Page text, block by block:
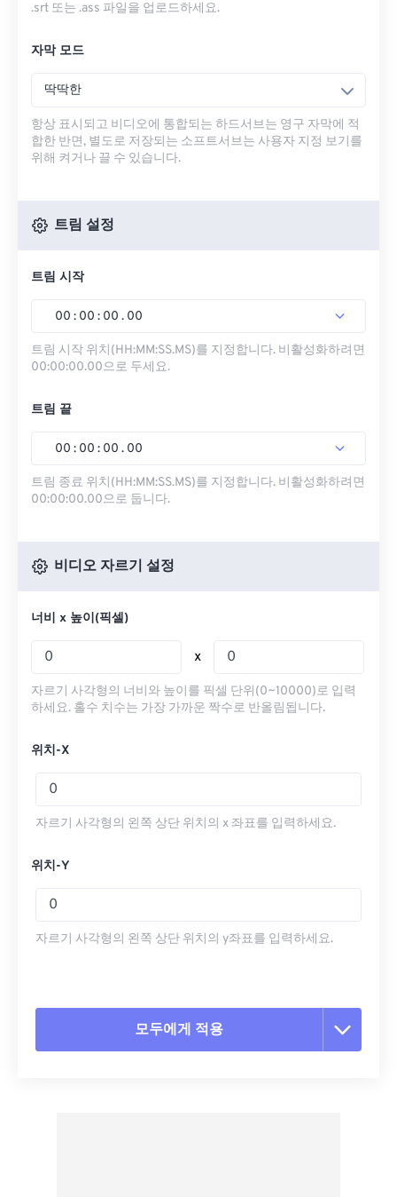
.srt 또는 .ass 파일을 업로드하세요.
자막 모드
딱딱한
항상 표시되고 비디오에 통합되는 하드서브는 영구 자막에 적
합한 반면, 별도로 저장되는 소프트서브는 사용자 지정 보기를
위해 켜거나 끌 수 있습니다.
트림 설정
트림 시작
00 : 00 : 00 . 00
트림 시작 위치(HH:MM:SS.MS)를 지정합니다. 비활성화하려면
00:00:00.00으로 두세요.
트림 끝
00 : 00 : 00 . 00
트림 종료 위치(HH:MM:SS.MS)를 지정합니다. 비활성화하려면
00:00:00.00으로 둡니다.
비디오 자르기 설정
너비 x 높이(픽셀)
x
자르기 사각형의 너비와 높이를 픽셀 단위(0~10000)로 입력
하세요. 홀수 치수는 가장 가까운 짝수로 반올림됩니다.
위치-X
자르기 사각형의 왼쪽 상단 위치의 x 좌표를 입력하세요.
위치-Y
자르기 사각형의 왼쪽 상단 위치의 y좌표를 입력하세요.
모두에게 적용